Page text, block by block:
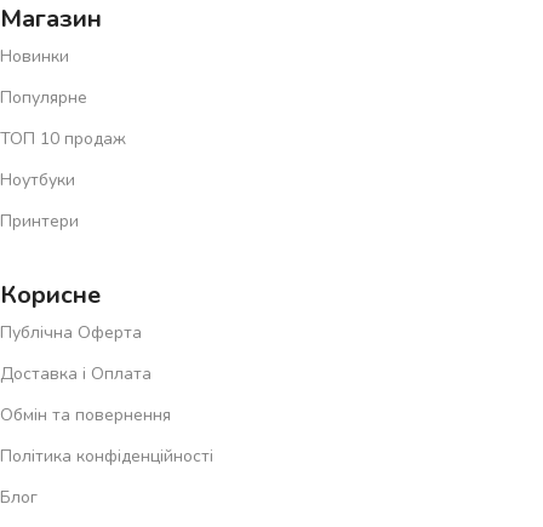
Магазин
Новинки
Популярне
ТОП 10 продаж
Ноутбуки
Принтери
Корисне
Публічна Оферта
Доставка і Оплата
Обмін та повернення
Політика конфіденційності
Блог